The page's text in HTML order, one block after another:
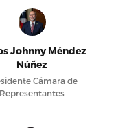
Johnny Méndez
Núñez
Cámara de
Representantes